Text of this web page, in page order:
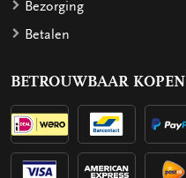
Bezorging
Betalen
BETROUWBAAR KOPEN